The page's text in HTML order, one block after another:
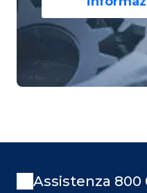
Assistenza 800